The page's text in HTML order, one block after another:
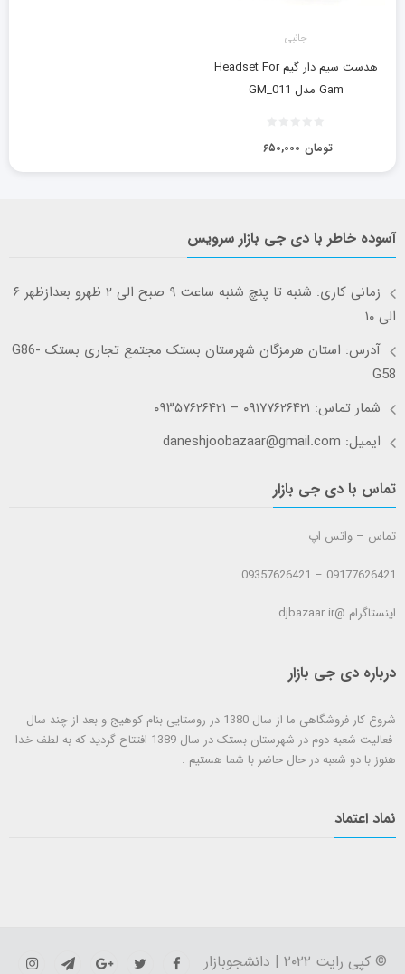
جانبی
هدست سیم دار گیم Headset For
Gam مدل GM_011
۶۵۰,۰۰۰ تومان
آسوده خاطر با دی جی بازار سرویس
زمانی کاری: شنبه تا پنچ شنبه ساعت ۹ صبح الی ۲ ظهرو بعدازظهر ۶
الی ۱۰
آدرس: استان هرمزگان شهرستان بستک مجتمع تجاری بستک G86-
G58
شمار تماس: ۰۹۱۷۷۶۲۶۴۲۱ – ۰۹۳۵۷۶۲۶۴۲۱
ایمیل: daneshjoobazaar@gmail.com
تماس با دی جی بازار
تماس – واتس اپ
09177626421 – 09357626421
اینستاگرام @djbazaar.ir
درباره دی جی بازار
شروع کار فروشگاهی ما از سال 1380 در روستایی بنام کوهیج و بعد از چند سال
فعالیت شعبه دوم در شهرستان بستک در سال 1389 افتتاح گردید که به لطف خدا
هنوز با دو شعبه در حال حاضر با شما هستيم .
نماد اعتماد
© کپی رایت ۲۰۲۲ | دانشجوبازار